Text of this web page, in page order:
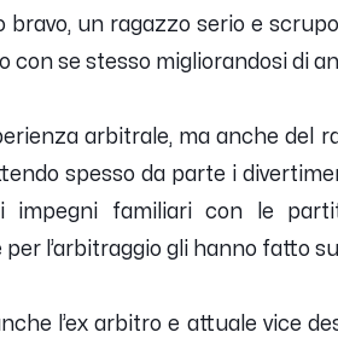
un ragazzo serio e
con se stesso migliorandosi di
arbitrale, ma anche del
spesso da parte i
impegni familiari con le
l’arbitraggio gli hanno fatto
l’ex arbitro e attuale vice